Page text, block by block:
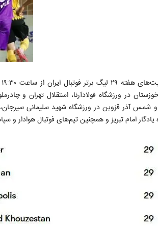
در ورزشگاه فولادآرنا، استقلال تهران و
شمس آذر قزوین در ورزشگاه شهید سلیمانی سیرجان،
یادگار امام تبریز و همچنین تیم‌های فوتبال هوادار